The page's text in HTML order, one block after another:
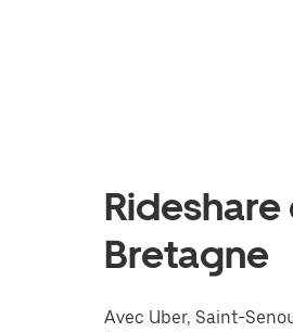
Bretagne
Avec Uber, Saint-